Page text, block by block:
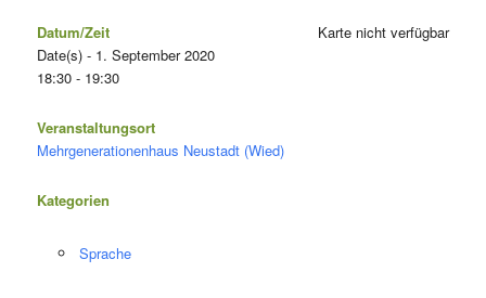
Karte nicht verfügbar
Datum/Zeit
Date(s) - 1. September 2020
18:30 - 19:30
Veranstaltungsort
Mehrgenerationenhaus Neustadt (Wied)
Kategorien
Sprache